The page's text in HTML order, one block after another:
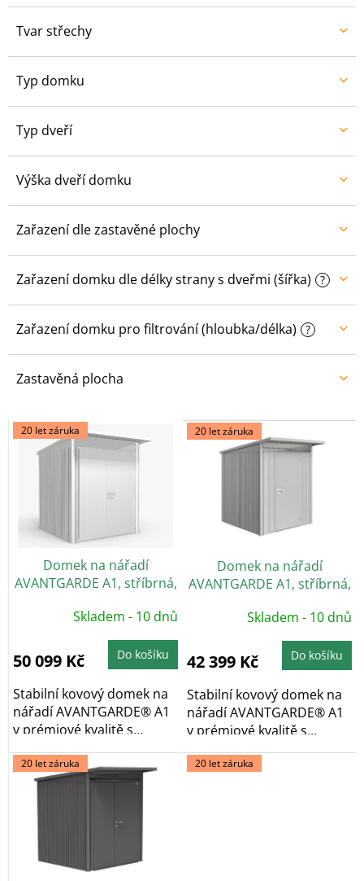
Tvar střechy
Typ domku
Typ dveří
Výška dveří domku
Zařazení dle zastavěné plochy
Zařazení domku dle délky strany s dveřmi (šířka) ?
Zařazení domku pro filtrování (hloubka/délka) ?
Zastavěná plocha
V
ý
u
20 let záruka
Domek na nářadí
AVANTGARDE A1, stříbrná,
Skladem - 10 dnů
50 099 Kč Do košíku
Stabilní kovový domek na
nářadí AVANTGARDE® A1
v prémiové kvalitě s
20 let záruka
Domek na nářadí
AVANTGARDE A1, stříbrná,
Skladem - 10 dnů
42 399 Kč Do košíku
Stabilní kovový domek na
nářadí AVANTGARDE® A1
v prémiové kvalitě s
pultovou...
20 let záruka 20 let záruka